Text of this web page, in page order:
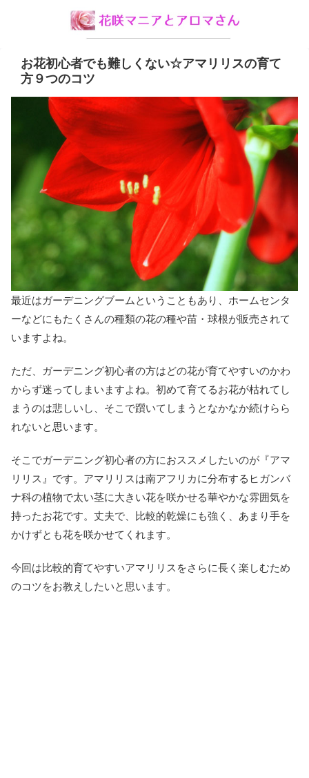
お花初心者でも難しくない☆アマリリスの育て
方９つのコツ
最近はガーデニングブームということもあり、ホームセンタ
ーなどにもたくさんの種類の花の種や苗・球根が販売されて
いますよね。
ただ、ガーデニング初心者の方はどの花が育てやすいのかわ
からず迷ってしまいますよね。初めて育てるお花が枯れてし
まうのは悲しいし、そこで躓いてしまうとなかなか続けらら
れないと思います。
そこでガーデニング初心者の方におススメしたいのが『アマ
リリス』です。アマリリスは南アフリカに分布するヒガンバ
ナ科の植物で太い茎に大きい花を咲かせる華やかな雰囲気を
持ったお花です。丈夫で、比較的乾燥にも強く、あまり手を
かけずとも花を咲かせてくれます。
今回は比較的育てやすいアマリリスをさらに長く楽しむため
のコツをお教えしたいと思います。